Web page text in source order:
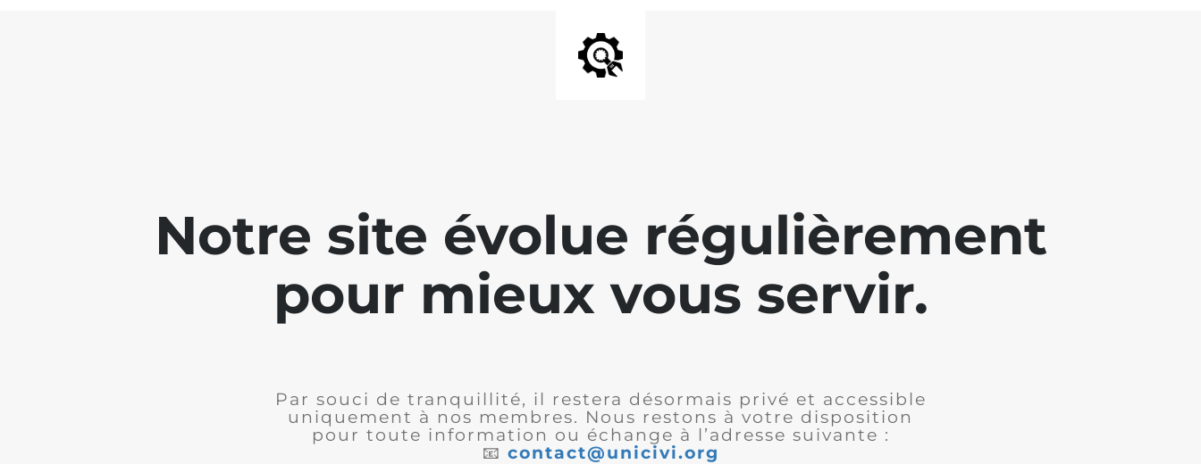
Notre site évolue régulièrement
pour mieux vous servir.
Par souci de tranquillité, il restera désormais privé et accessible
uniquement à nos membres. Nous restons à votre disposition
pour toute information ou échange à l’adresse suivante :
📧 contact@unicivi.org